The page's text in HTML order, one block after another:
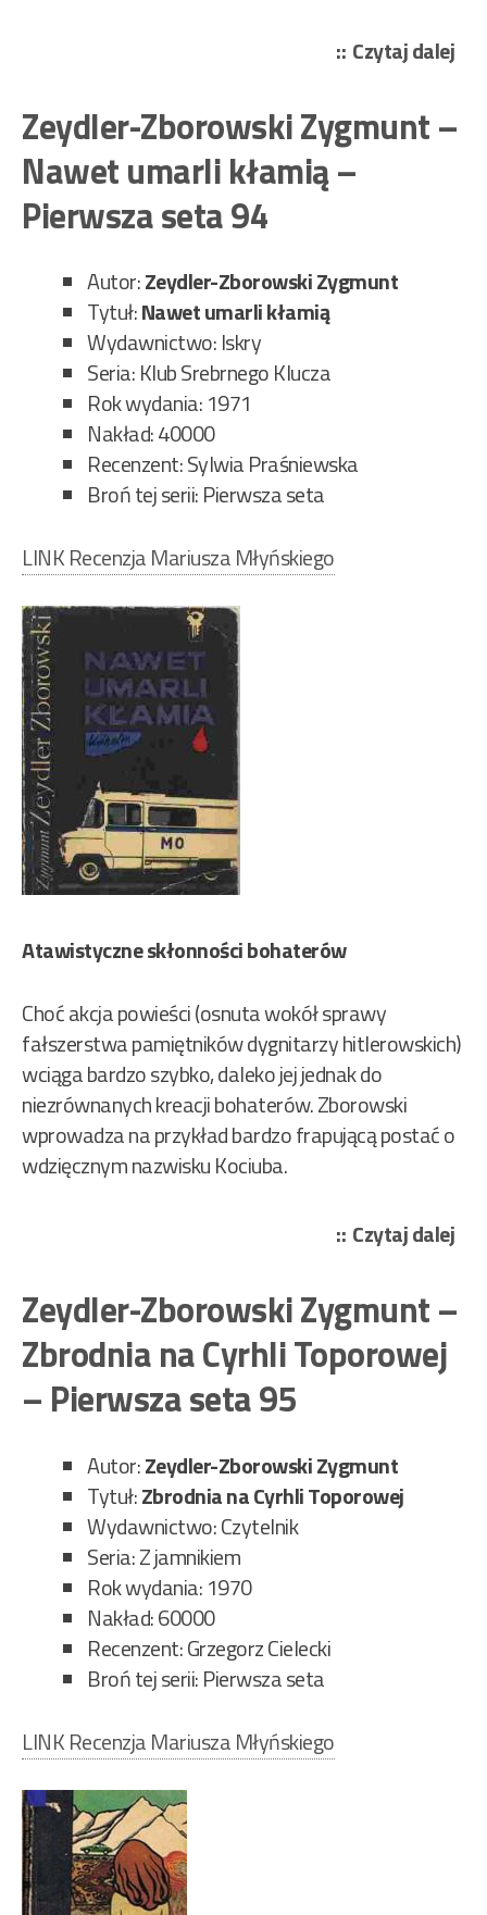
Czytaj dalej
–
Zeydler-Zborowski Zygmunt –
Nawet umarli kłamią –
Pierwsza seta 94
Autor:Zeydler-Zborowski Zygmunt
Tytuł:Nawet umarli kłamią
Wydawnictwo: Iskry
Seria: Klub Srebrnego Klucza
Rok wydania: 1971
Nakład: 40000
Recenzent: Sylwia Praśniewska
Broń tej serii: Pierwsza seta
LINK Recenzja Mariusza Młyńskiego
Atawistyczne skłonności bohaterów
Choć akcja powieści (osnuta wokół sprawy
fałszerstwa pamiętników dygnitarzy hitlerowskich)
wciąga bardzo szybko, daleko jej jednak do
niezrównanych kreacji bohaterów. Zborowski
wprowadza na przykład bardzo frapującą postać o
wdzięcznym nazwisku Kociuba.
Czytaj dalej
–
Zeydler-Zborowski Zygmunt –
Zbrodnia na Cyrhli Toporowej
– Pierwsza seta 95
Autor:Zeydler-Zborowski Zygmunt
Tytuł:Zbrodnia na Cyrhli Toporowej
Wydawnictwo: Czytelnik
Seria: Z jamnikiem
Rok wydania: 1970
Nakład: 60000
Recenzent: Grzegorz Cielecki
Broń tej serii: Pierwsza seta
LINK Recenzja Mariusza Młyńskiego